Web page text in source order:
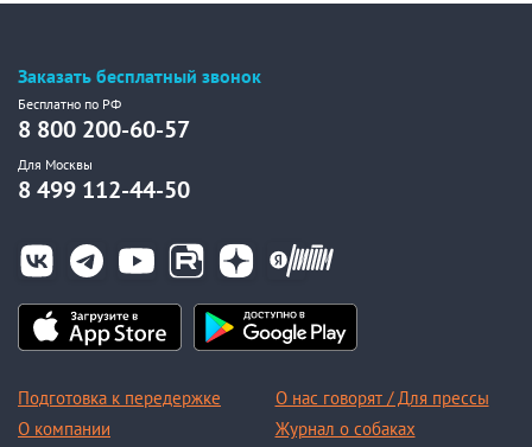
Заказать бесплатный звонок
Бесплатно по РФ
8 800 200-60-57
Для Москвы
8 499 112-44-50
Подготовка к передержке
О компании
О нас говорят / Для прессы
Журнал о собаках